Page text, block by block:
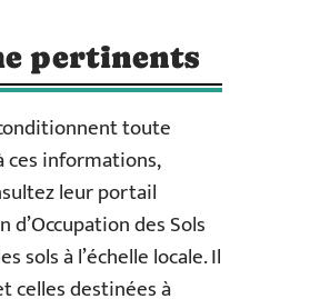
pertinents
toute
ces informations,
leur portail
d’Occupation des Sols
sols à l’échelle locale. Il
celles destinées à